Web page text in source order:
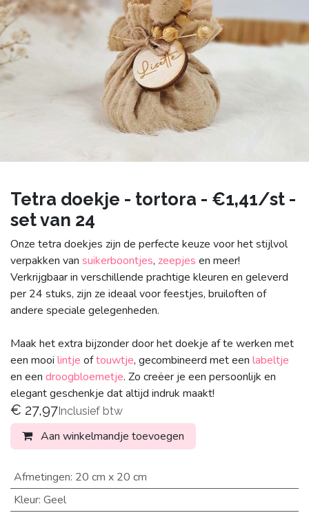
Tetra doekje - tortora - €1,41/st -
set van 24
Onze tetra doekjes zijn de perfecte keuze voor het stijlvol
verpakken van suikerboontjes, zeepjes en meer!
Verkrijgbaar in verschillende prachtige kleuren en geleverd
per 24 stuks, zijn ze ideaal voor feestjes, bruiloften of
andere speciale gelegenheden.
Maak het extra bijzonder door het doekje af te werken met
een mooi lintje oftouwtje, gecombineerd met een labeltje
en een droogbloemetje. Zo creëer je een persoonlijk en
elegant geschenkje dat altijd indruk maakt!
€ 27,97Inclusief btw
Aan winkelmandje toevoegen
Afmetingen: 20 cm x 20 cm
Kleur: Geel